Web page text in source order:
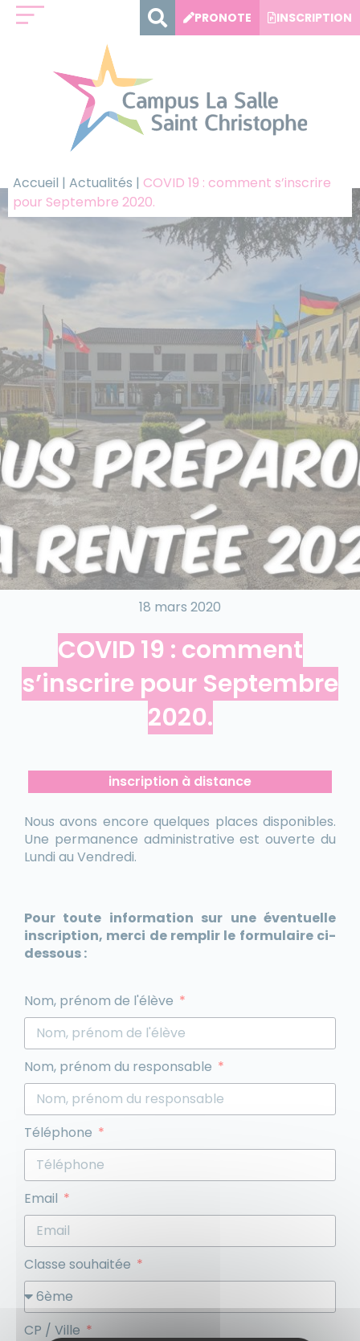
PRONOTE INSCRIPTION
Accueil | Actualités | COVID 19 : comment s’inscrire
pour Septembre 2020.
18 mars 2020
COVID 19 : comment
s’inscrire pour Septembre
2020.
inscription à distance
Nous avons encore quelques places disponibles.
Une permanence administrative est ouverte du
Lundi au Vendredi.
Pour toute information sur une éventuelle
inscription, merci de remplir le formulaire ci-
dessous :
Nom, prénom de l'élève
Nom, prénom du responsable
Téléphone
Email
Classe souhaitée
CP / Ville
Panneau de gestion des cookies